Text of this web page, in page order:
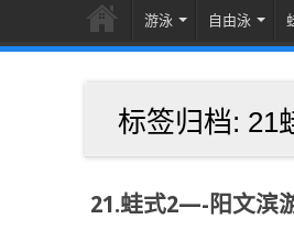
游泳 自由泳
标签归档: 21
21.蛙式2—-阳文滨